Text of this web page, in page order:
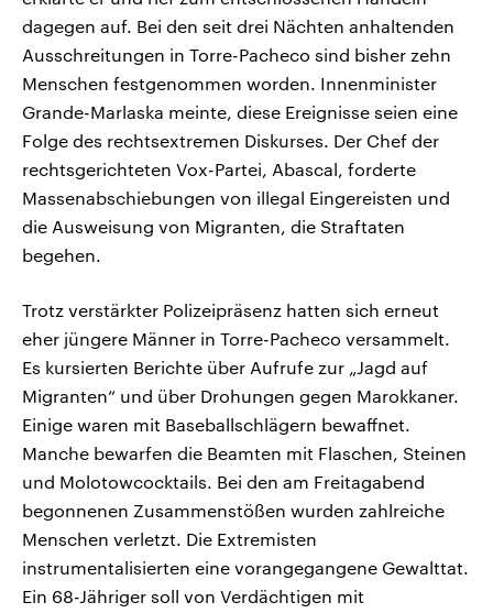
dagegen auf. Bei den seit drei Nächten anhaltenden
Ausschreitungen in Torre-Pacheco sind bisher zehn
Menschen festgenommen worden. Innenminister
Grande-Marlaska meinte, diese Ereignisse seien eine
Folge des rechtsextremen Diskurses. Der Chef der
rechtsgerichteten Vox-Partei, Abascal, forderte
Massenabschiebungen von illegal Eingereisten und
die Ausweisung von Migranten, die Straftaten
begehen.
Trotz verstärkter Polizeipräsenz hatten sich erneut
eher jüngere Männer in Torre-Pacheco versammelt.
Es kursierten Berichte über Aufrufe zur „Jagd auf
Migranten“ und über Drohungen gegen Marokkaner.
Einige waren mit Baseballschlägern bewaffnet.
Manche bewarfen die Beamten mit Flaschen, Steinen
und Molotowcocktails. Bei den am Freitagabend
begonnenen Zusammenstößen wurden zahlreiche
Menschen verletzt. Die Extremisten
instrumentalisierten eine vorangegangene Gewalttat.
Ein 68-Jähriger soll von Verdächtigen mit